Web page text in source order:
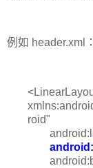
例如 header.xml：
roid"